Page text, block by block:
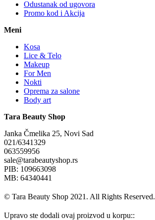
Odustanak od ugovora
Promo kod i Akcija
Meni
Kosa
Lice & Telo
Makeup
For Men
Nokti
Oprema za salone
Body art
Tara Beauty Shop
Janka Čmelika 25, Novi Sad
021/6341329
063559956
sale@tarabeautyshop.rs
PIB: 109663098
MB: 64340441
© Tara Beauty Shop 2021. All Rights Reserved.
Upravo ste dodali ovaj proizvod u korpu::